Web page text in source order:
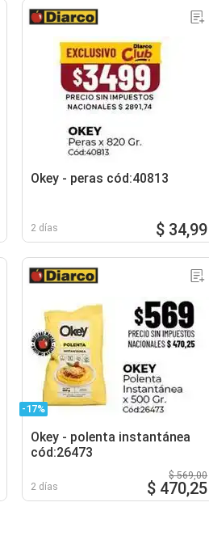
Okey - peras cód:40813
2 días $ 34,99
-17%
Okey - polenta instantánea
cód:26473
2 días
$ 569,00
$ 470,25